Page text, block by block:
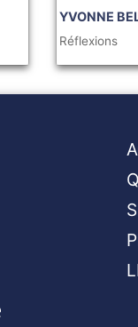
YVONNE
Réflexions